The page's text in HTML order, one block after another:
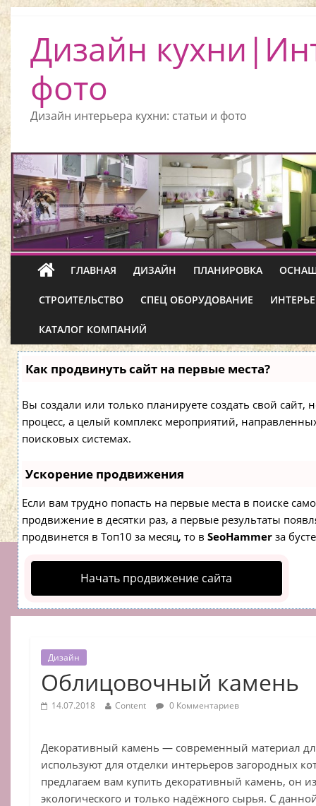
Дизайн
фото
Дизайн интерьера кухни: статьи и фото
ГЛАВНАЯ ДИЗАЙН ПЛАНИРОВКА
СТРОИТЕЛЬСТВО СПЕЦ ОБОРУДОВАНИЕ
КАТАЛОГ КОМПАНИЙ
Как продвинуть сайт на первые места?
Вы создали или только планируете создать свой сайт,
процесс, а целый комплекс мероприятий,
поисковых системах.
Ускорение продвижения
Если вам трудно попасть на первые места в поиске
продвижение в десятки раз, а первые результаты
продвинется в Топ10 за месяц, то в SeoHammerза
Начать продвижение сайта
Дизайн
Облицовочный камень
14.07.2018 Content 0 Комментариев
Декоративный камень — современный материал
используют для отделки интерьеров загородных
предлагаем вам купить декоративный камень, он
экологического и только надёжного сырья. С